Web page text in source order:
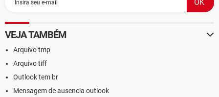
VEJA TAMBÉM
Arquivo tmp
Arquivo tiff
Outlook tem br
Mensagem de ausencia outlook